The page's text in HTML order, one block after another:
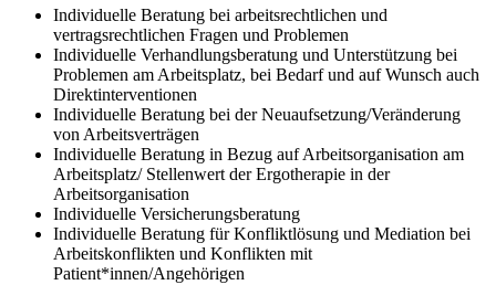
Individuelle Beratung bei arbeitsrechtlichen und
vertragsrechtlichen Fragen und Problemen
Individuelle Verhandlungsberatung und Unterstützung bei
Problemen am Arbeitsplatz, bei Bedarf und auf Wunsch auch
Direktinterventionen
Individuelle Beratung bei der Neuaufsetzung/Veränderung
von Arbeitsverträgen
Individuelle Beratung in Bezug auf Arbeitsorganisation am
Arbeitsplatz/ Stellenwert der Ergotherapie in der
Arbeitsorganisation
Individuelle Versicherungsberatung
Individuelle Beratung für Konfliktlösung und Mediation bei
Arbeitskonflikten und Konflikten mit
Patient*innen/Angehörigen